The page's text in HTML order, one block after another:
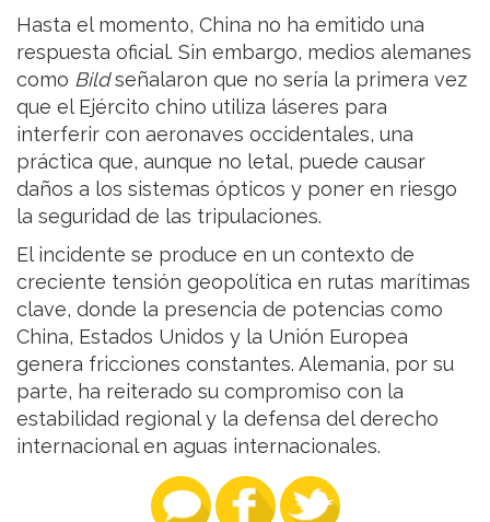
Hasta el momento, China no ha emitido una
respuesta oficial. Sin embargo, medios alemanes
como Bildseñalaron que no sería la primera vez
que el Ejército chino utiliza láseres para
interferir con aeronaves occidentales, una
práctica que, aunque no letal, puede causar
daños a los sistemas ópticos y poner en riesgo
la seguridad de las tripulaciones.
El incidente se produce en un contexto de
creciente tensión geopolítica en rutas marítimas
clave, donde la presencia de potencias como
China, Estados Unidos y la Unión Europea
genera fricciones constantes. Alemania, por su
parte, ha reiterado su compromiso con la
estabilidad regional y la defensa del derecho
internacional en aguas internacionales.